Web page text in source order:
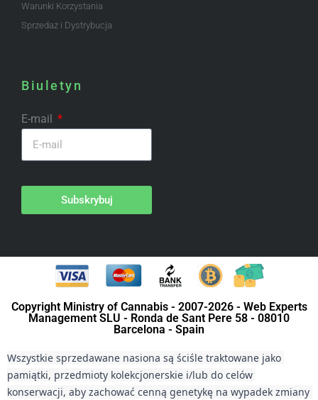
Warunki Korzystania
Sprzedaż i Dystrybucja
Biuletyn
E-mail
Subskrybuj
Copyright Ministry of Cannabis - 2007-2026 - Web Experts
Management SLU - Ronda de Sant Pere 58 - 08010
Barcelona - Spain
Wszystkie sprzedawane nasiona są ściśle traktowane jako
pamiątki, przedmioty kolekcjonerskie i/lub do celów
konserwacji, aby zachować cenną genetykę na wypadek zmiany